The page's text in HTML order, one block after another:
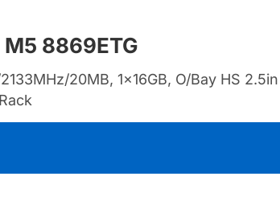
8869ETG
20MB, 1x16GB, O/Bay HS 2.5in